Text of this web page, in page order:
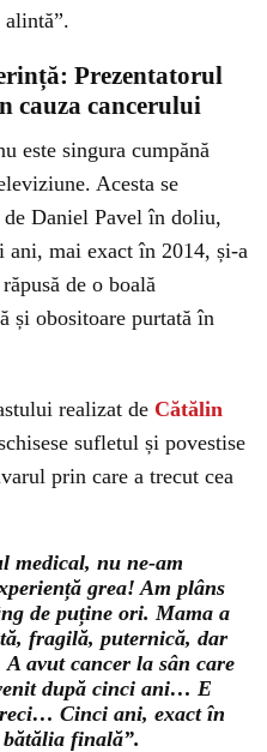
alintă”.
Prezentatorul
cauza cancerului
este singura cumpănă
Acesta se
Daniel Pavel în doliu,
ani, mai exact în 2014, și-a
de o boală
și obositoare purtată în
realizat de Cătălin
sufletul și povestise
prin care a trecut cea
medical, nu ne-am
grea! Am plâns
de puține ori. Mama a
fragilă, puternică, dar
avut cancer la sân care
după cinci ani… E
Cinci ani, exact în
finală”.